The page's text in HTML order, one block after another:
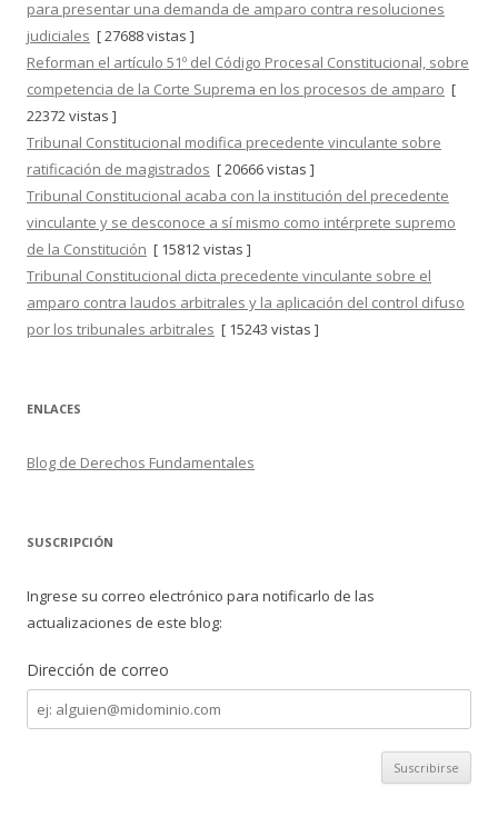
para presentar una demanda de amparo contra resoluciones
judiciales [ 27688 vistas ]
Reforman el artículo 51º del Código Procesal Constitucional, sobre
competencia de la Corte Suprema en los procesos de amparo [
22372 vistas ]
Tribunal Constitucional modifica precedente vinculante sobre
ratificación de magistrados [ 20666 vistas ]
Tribunal Constitucional acaba con la institución del precedente
vinculante y se desconoce a sí mismo como intérprete supremo
de la Constitución [ 15812 vistas ]
Tribunal Constitucional dicta precedente vinculante sobre el
amparo contra laudos arbitrales y la aplicación del control difuso
por los tribunales arbitrales [ 15243 vistas ]
ENLACES
Blog de Derechos Fundamentales
SUSCRIPCIÓN
Ingrese su correo electrónico para notificarlo de las
actualizaciones de este blog:
Dirección de correo
Dirección
de
correo